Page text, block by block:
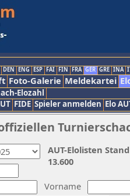
DEN ENG ESP FAI FIN FRA GER GRE INA
Foto-Galerie Meldekartei
Elozahl
FIDE Spieler anmelden Elo
Vorname
AUT-Elolisten
13.600